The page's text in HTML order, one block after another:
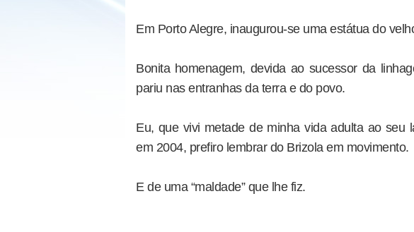
Em Porto Alegre, inaugurou-se uma estátua do
Bonita homenagem, devida ao sucessor da
pariu nas entranhas da terra e do povo.
Eu, que vivi metade de minha vida adulta ao seu
em 2004, prefiro lembrar do Brizola em movimento.
E de uma “maldade” que lhe fiz.